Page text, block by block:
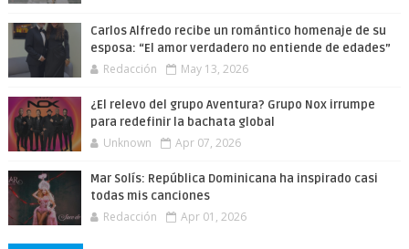
Carlos Alfredo recibe un romántico homenaje de su
esposa: “El amor verdadero no entiende de edades”
Redacción May 13, 2026
¿El relevo del grupo Aventura? Grupo Nox irrumpe
para redefinir la bachata global
Unknown Apr 07, 2026
Mar Solís: República Dominicana ha inspirado casi
todas mis canciones
Redacción Apr 01, 2026